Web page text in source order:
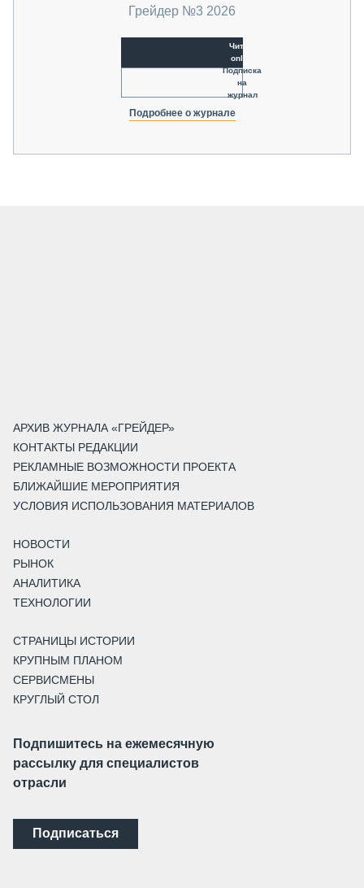
Грейдер №3 2026
Читать
online
Подписка
на
журнал
Подробнее о журнале
АРХИВ ЖУРНАЛА «ГРЕЙДЕР»
КОНТАКТЫ РЕДАКЦИИ
РЕКЛАМНЫЕ ВОЗМОЖНОСТИ ПРОЕКТА
БЛИЖАЙШИЕ МЕРОПРИЯТИЯ
УСЛОВИЯ ИСПОЛЬЗОВАНИЯ МАТЕРИАЛОВ
НОВОСТИ
РЫНОК
АНАЛИТИКА
ТЕХНОЛОГИИ
СТРАНИЦЫ ИСТОРИИ
КРУПНЫМ ПЛАНОМ
СЕРВИСМЕНЫ
КРУГЛЫЙ СТОЛ
Подпишитесь на ежемесячную
рассылку для специалистов
отрасли
Подписаться